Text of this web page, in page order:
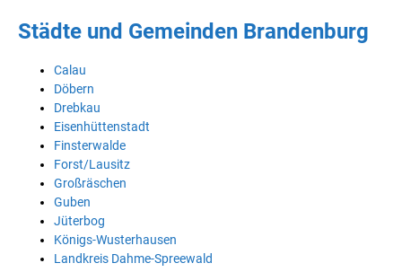
Städte und Gemeinden Brandenburg
Calau
Döbern
Drebkau
Eisenhüttenstadt
Finsterwalde
Forst/Lausitz
Großräschen
Guben
Jüterbog
Königs-Wusterhausen
Landkreis Dahme-Spreewald